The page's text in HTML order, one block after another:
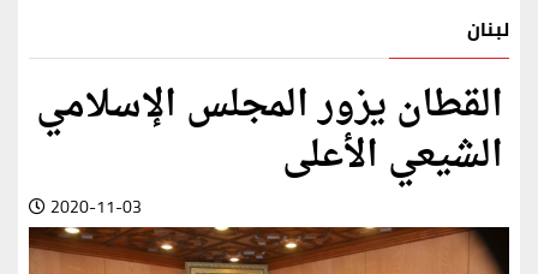
لبنان
القطان يزور المجلس الإسلامي
الشيعي الأعلى
2020-11-03